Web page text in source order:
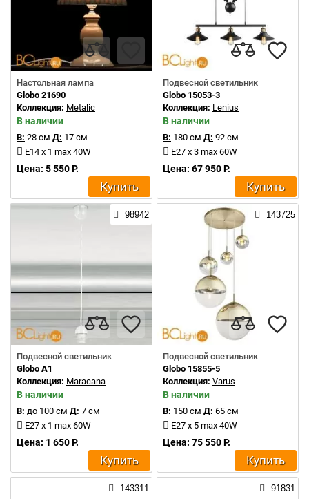
Настольная лампа
Globo 21690
Коллекция: Metalic
В наличии
В: 28 см Д: 17 см
E14 x 1 max 40W
Цена: 5 550 Р.
Купить
Подвесной светильник
Globo 15053-3
Коллекция: Lenius
В наличии
В: 180 см Д: 92 см
E27 x 3 max 60W
Цена: 67 950 Р.
Купить
98942
Подвесной светильник
Globo A1
Коллекция: Maracana
В наличии
В: до 100 см Д: 7 см
E27 x 1 max 60W
Цена: 1 650 Р.
Купить
143725
Подвесной светильник
Globo 15855-5
Коллекция: Varus
В наличии
В: 150 см Д: 65 см
E27 x 5 max 40W
Цена: 75 550 Р.
Купить
143311 91831